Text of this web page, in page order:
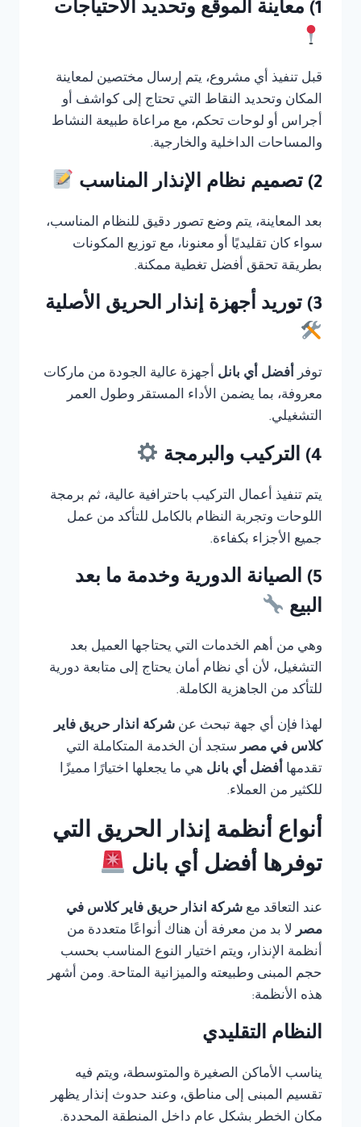
1) معاينة الموقع وتحديد الاحتياجات
قبل تنفيذ أي مشروع، يتم إرسال مختصين لمعاينة
المكان وتحديد النقاط التي تحتاج إلى كواشف أو
أجراس أو لوحات تحكم، مع مراعاة طبيعة النشاط
والمساحات الداخلية والخارجية.
2) تصميم نظام الإنذار المناسب
بعد المعاينة، يتم وضع تصور دقيق للنظام المناسب،
سواء كان تقليديًا أو معنونا، مع توزيع المكونات
بطريقة تحقق أفضل تغطية ممكنة.
3) توريد أجهزة إنذار الحريق الأصلية
توفر أفضل أي بانل أجهزة عالية الجودة من ماركات
معروفة، بما يضمن الأداء المستقر وطول العمر
التشغيلي.
4) التركيب والبرمجة
يتم تنفيذ أعمال التركيب باحترافية عالية، ثم برمجة
اللوحات وتجربة النظام بالكامل للتأكد من عمل
جميع الأجزاء بكفاءة.
5) الصيانة الدورية وخدمة ما بعد
البيع
وهي من أهم الخدمات التي يحتاجها العميل بعد
التشغيل، لأن أي نظام أمان يحتاج إلى متابعة دورية
للتأكد من الجاهزية الكاملة.
لهذا فإن أي جهة تبحث عن شركة انذار حريق فاير
كلاس في مصر ستجد أن الخدمة المتكاملة التي
تقدمها أفضل أي بانل هي ما يجعلها اختيارًا مميزًا
للكثير من العملاء.
أنواع أنظمة إنذار الحريق التي
توفرها أفضل أي بانل
عند التعاقد مع شركة انذار حريق فاير كلاس في
مصر لا بد من معرفة أن هناك أنواعًا متعددة من
أنظمة الإنذار، ويتم اختيار النوع المناسب بحسب
حجم المبنى وطبيعته والميزانية المتاحة. ومن أشهر
هذه الأنظمة:
النظام التقليدي
يناسب الأماكن الصغيرة والمتوسطة، ويتم فيه
تقسيم المبنى إلى مناطق، وعند حدوث إنذار يظهر
مكان الخطر بشكل عام داخل المنطقة المحددة.